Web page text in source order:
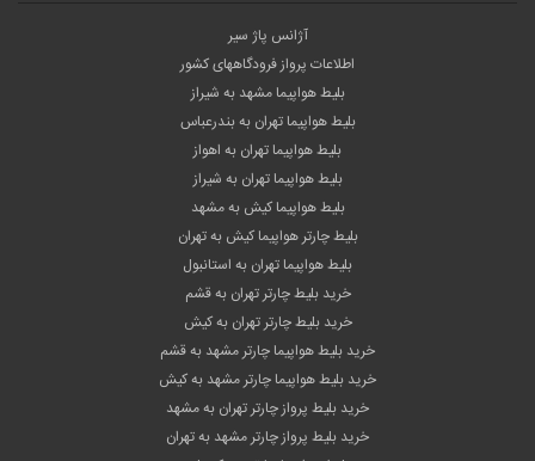
آژانس پاژ سیر
اطلاعات پرواز فرودگاههای کشور
بلیط هواپیما مشهد به شیراز
بلیط هواپیما تهران به بندرعباس
بلیط هواپیما تهران به اهواز
بلیط هواپیما تهران به شیراز
بلیط هواپیما کیش به مشهد
بلیط چارتر هواپیما کیش به تهران
بلیط هواپیما تهران به استانبول
خرید بلیط چارتر تهران به قشم
خرید بلیط چارتر تهران به کیش
خرید بلیط هواپیما چارتر مشهد به قشم
خرید بلیط هواپیما چارتر مشهد به کیش
خرید بلیط پرواز چارتر تهران به مشهد
خرید بلیط پرواز چارتر مشهد به تهران